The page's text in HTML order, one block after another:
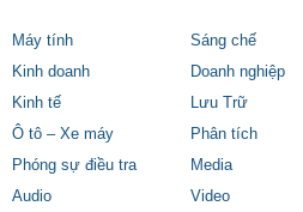
Máy tính
Sáng chế
Kinh doanh
Doanh nghiệp
Kinh tế
Lưu Trữ
Ô tô – Xe máy
Phân tích
Phóng sự điều tra
Media
Audio
Video